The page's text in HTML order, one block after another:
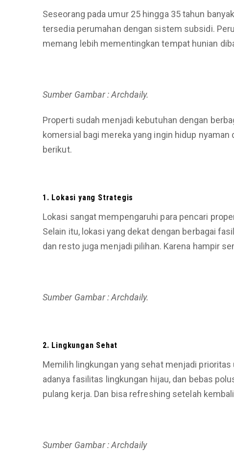
Seseorang pada umur 25 hingga 35 tahun
tersedia perumahan dengan sistem subsidi.
memang lebih mementingkan tempat hunian
Sumber Gambar : Archdaily.
Properti sudah menjadi kebutuhan dengan
komersial bagi mereka yang ingin hidup
berikut.
1. Lokasi yang Strategis
Lokasi sangat mempengaruhi para pencari
Selain itu, lokasi yang dekat dengan berbagai
dan resto juga menjadi pilihan. Karena hampir
Sumber Gambar : Archdaily.
2. Lingkungan Sehat
Memilih lingkungan yang sehat menjadi
adanya fasilitas lingkungan hijau, dan bebas
pulang kerja. Dan bisa refreshing setelah
Sumber Gambar : Archdaily